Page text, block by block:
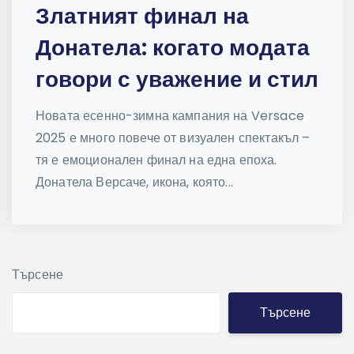
Златният финал на
Донатела: когато модата
говори с уважение и стил
Новата есенно-зимна кампания на Versace
2025 е много повече от визуален спектакъл –
тя е емоционален финал на една епоха.
Донатела Версаче, икона, която...
Търсене
Търсене